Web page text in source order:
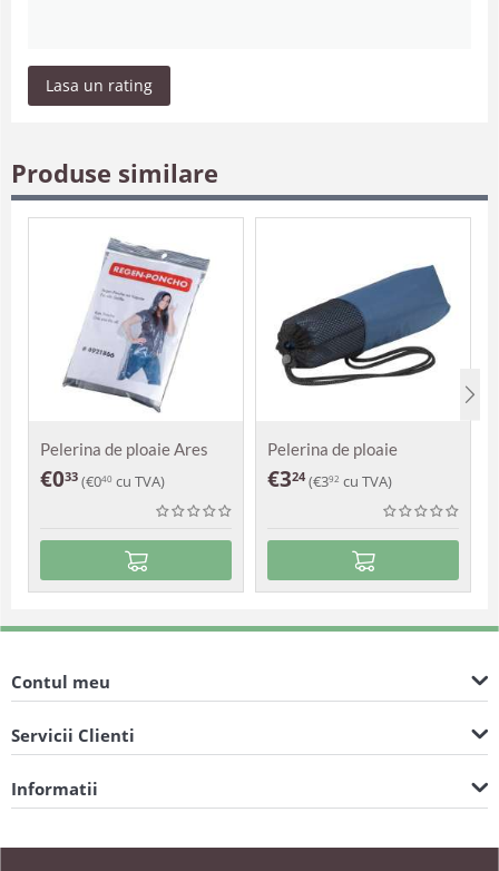
Lasa un rating
Produse similare
Pelerina de ploaie Ares
€033 (€040 cu TVA)
Pelerina de ploaie
Augustus
€324 (€392 cu TVA)
Contul meu
Servicii Clienti
Informatii